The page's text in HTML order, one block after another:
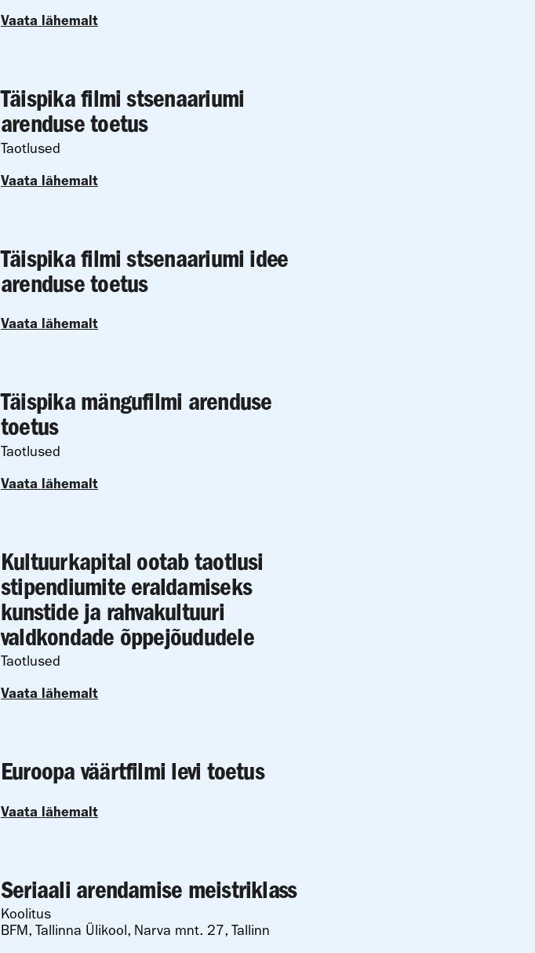
Vaata lähemalt
Täispika filmi stsenaariumi
arenduse toetus
Taotlused
Vaata lähemalt
Täispika filmi stsenaariumi idee
arenduse toetus
Vaata lähemalt
Täispika mängufilmi arenduse
toetus
Taotlused
Vaata lähemalt
Kultuurkapital ootab taotlusi
stipendiumite eraldamiseks
kunstide ja rahvakultuuri
valdkondade õppejõududele
Taotlused
Vaata lähemalt
Euroopa väärtfilmi levi toetus
Vaata lähemalt
Seriaali arendamise meistriklass
Koolitus
BFM, Tallinna Ülikool, Narva mnt. 27, Tallinn